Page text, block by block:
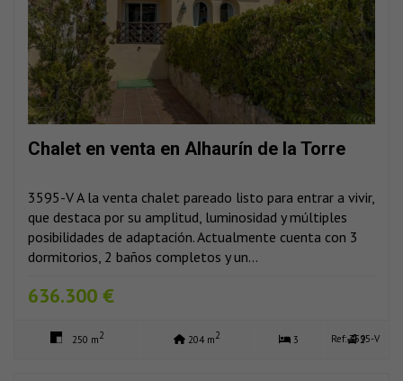
Chalet en venta en Alhaurín de la Torre
3595-V A la venta chalet pareado listo para entrar a vivir,
que destaca por su amplitud, luminosidad y múltiples
posibilidades de adaptación. Actualmente cuenta con 3
dormitorios, 2 baños completos y un...
636.300 €
250 m2 204 m2 3 2
Ref: 3595-V